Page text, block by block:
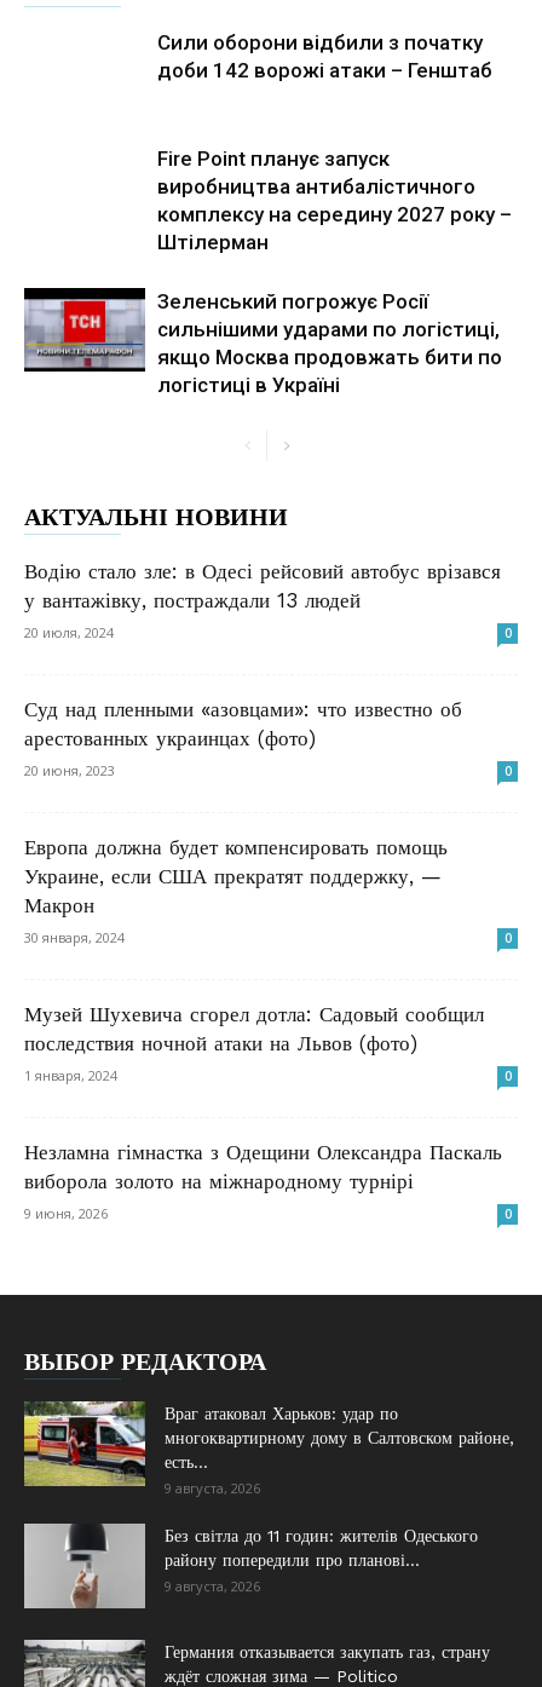
Сили оборони відбили з початку
доби 142 ворожі атаки – Генштаб
Fire Point планує запуск
виробництва антибалістичного
комплексу на середину 2027 року –
Штілерман
Зеленський погрожує Росії
сильнішими ударами по логістиці,
якщо Москва продовжать бити по
логістиці в Україні
АКТУАЛЬНІ НОВИНИ
Водію стало зле: в Одесі рейсовий автобус врізався
у вантажівку, постраждали 13 людей
20 июля, 2024 0
Суд над пленными «азовцами»: что известно об
арестованных украинцах (фото)
20 июня, 2023 0
Европа должна будет компенсировать помощь
Украине, если США прекратят поддержку, —
Макрон
30 января, 2024 0
Музей Шухевича сгорел дотла: Садовый сообщил
последствия ночной атаки на Львов (фото)
1 января, 2024 0
Незламна гімнастка з Одещини Олександра Паскаль
виборола золото на міжнародному турнірі
9 июня, 2026 0
ВЫБОР РЕДАКТОРА
Враг атаковал Харьков: удар по
многоквартирному дому в Салтовском районе,
есть...
9 августа, 2026
Без світла до 11 годин: жителів Одеського
району попередили про планові...
9 августа, 2026
Германия отказывается закупать газ, страну
ждёт сложная зима — Politico